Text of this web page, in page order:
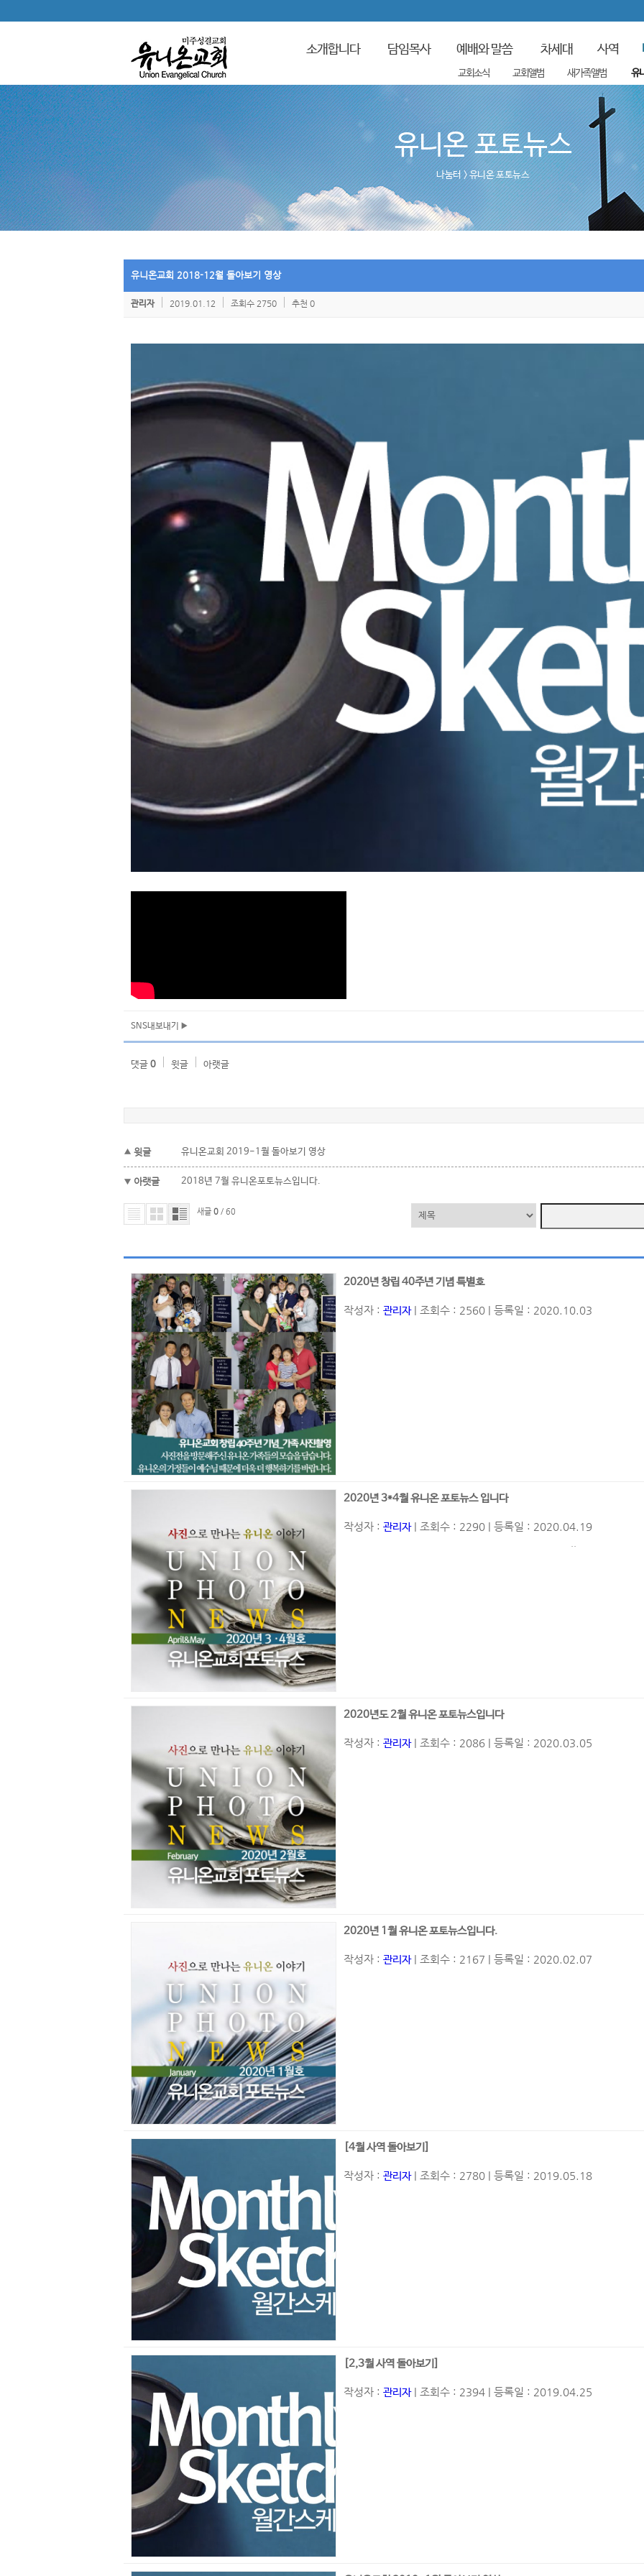
교회소식 교회앨범 새가족앨범 유
소개합니다 담임목사 예배와 말씀 차세대 사역
유니온 포토뉴스
나눔터> 유니온 포토뉴스
유니온교회 2018-12월 돌아보기 영상
관리자 2019.01.12 조회수 2750 추천 0
SNS내보내기
댓글 0 윗글 아랫글
윗글 유니온교회 2019-1월 돌아보기 영상
아랫글 2018년 7월 유니온포토뉴스입니다.
새글 0 / 60
2020년 창립 40주년 기념 특별호
작성자 : 관리자| 조회수 : 2560 | 등록일 : 2020.10.03
2020년 3*4월 유니온 포토뉴스 입니다
작성자 : 관리자| 조회수 : 2290 | 등록일 : 2020.04.19
2020년도 2월 유니온 포토뉴스입니다
작성자 : 관리자| 조회수 : 2086 | 등록일 : 2020.03.05
2020년 1월 유니온 포토뉴스입니다.
작성자 : 관리자| 조회수 : 2167 | 등록일 : 2020.02.07
[4월 사역 돌아보기]
작성자 : 관리자| 조회수 : 2780 | 등록일 : 2019.05.18
[2,3월 사역 돌아보기]
작성자 : 관리자| 조회수 : 2394 | 등록일 : 2019.04.25